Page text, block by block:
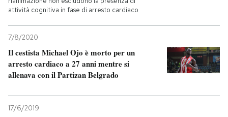
attività cognitiva in fase di arresto cardiaco
7/8/2020
Il cestista Michael Ojo è morto per un
arresto cardiaco a 27 anni mentre si
allenava con il Partizan Belgrado
17/6/2019